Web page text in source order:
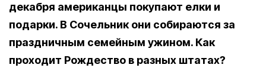
декабря американцы покупают елки и
подарки. В Сочельник они собираются за
праздничным семейным ужином. Как
проходит Рождество в разных штатах?